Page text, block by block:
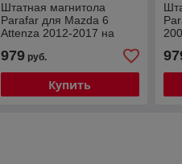
Штатная магнитола
Parafar для Mazda 6
Attenza 2012-2017 на
Android 13 (2/32Gb + 4G)
979руб.
Купить